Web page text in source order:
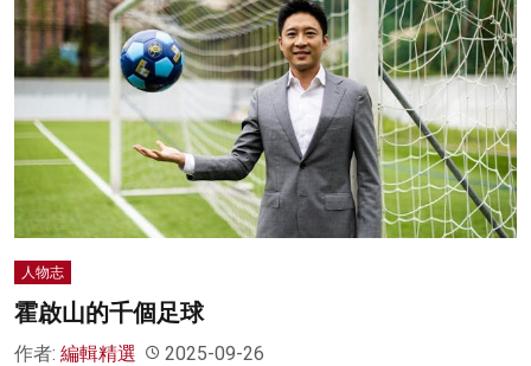
商業
科技
名家榜
灼見活動
人物志
霍啟山的千個足球
作者: 編輯精選 2025-09-26